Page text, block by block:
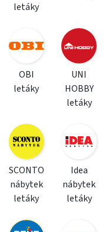
letáky
OBI
letáky
UNI
HOBBY
letáky
SCONTO
nábytek
letáky
Idea
nábytek
letáky